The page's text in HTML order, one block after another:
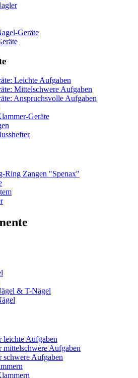
Geräte
Leichte Aufgaben
Mittelschwere Aufgaben
Anspruchsvolle Aufgaben
Geräte
Ring Zangen "Spenax"
& T-Nägel
leichte Aufgaben
mittelschwere Aufgaben
Aufgaben